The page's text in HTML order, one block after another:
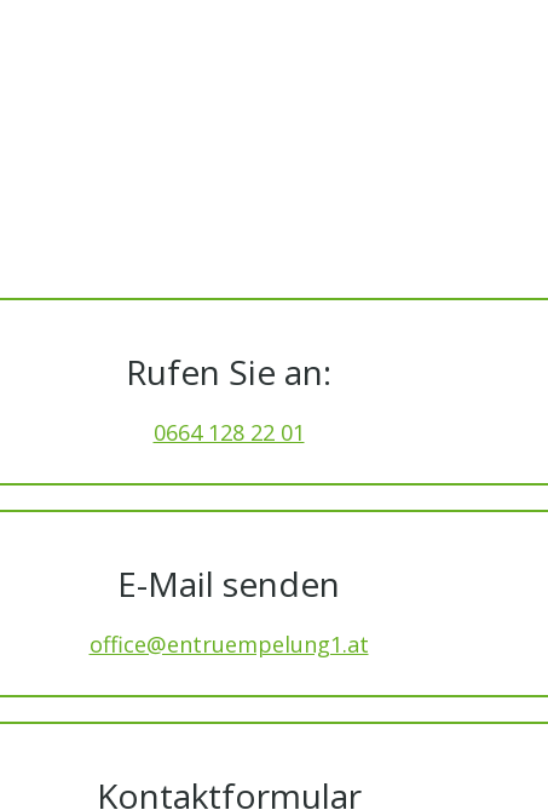
Rufen Sie an:
0664 128 22 01
E-Mail senden
office@entruempelung1.at
Kontaktformular